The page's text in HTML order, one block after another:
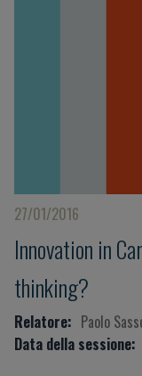
27/01/2016
Innovation in
thinking?
Relatore: Paolo
Data della sessione: